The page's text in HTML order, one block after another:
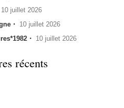
10 juillet 2026
・ 10 juillet 2026
・ 10 juillet 2026
récents